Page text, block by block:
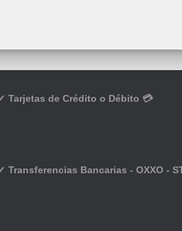
Tarjetas de Crédito o Débito 💳
Transferencias Bancarias - OXXO -